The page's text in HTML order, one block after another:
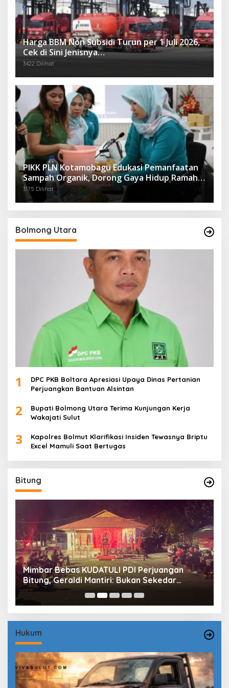
Harga BBM Non Subsidi Turun per 1 Juli 2026,
Cek di Sini Jenisnya…
3422 Dilihat
PIKK PLN Kotamobagu Edukasi Pemanfaatan
Sampah Organik, Dorong Gaya Hidup Ramah
Lingkungan
3175 Dilihat
Bolmong Utara
1
DPC PKB Boltara Apresiasi Upaya Dinas Pertanian
Perjuangkan Bantuan Alsintan
2
Bupati Bolmong Utara Terima Kunjungan Kerja
Wakajati Sulut
3
Kapolres Bolmut Klarifikasi Insiden Tewasnya Briptu
Excel Mamuli Saat Bertugas
Bitung
Mimbar Bebas KUDATULI PDI Perjuangan
Bitung, Geraldi Mantiri: Bukan Sekedar
Sejarah
Hukum